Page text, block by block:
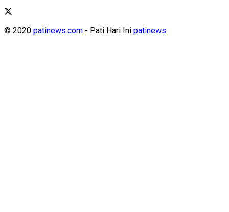
© 2020 patinews.com - Pati Hari Ini patinews.